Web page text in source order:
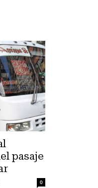
pasaje
0